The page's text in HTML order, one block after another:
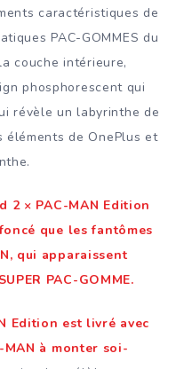
caractéristiques de
PAC-GOMMES du
couche intérieure,
phosphorescent qui
révèle un labyrinthe de
éléments de OnePlus et
2 × PAC-MAN Edition
que les fantômes
qui apparaissent
PAC-GOMME.
Edition est livré avec
à monter soi-